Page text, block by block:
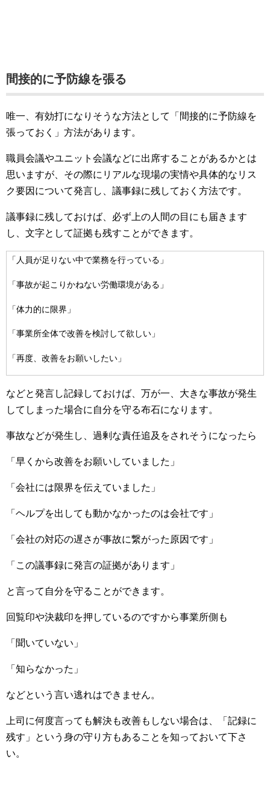
間接的に予防線を張る
唯一、有効打になりそうな方法として「間接的に予防線を
張っておく」方法があります。
職員会議やユニット会議などに出席することがあるかとは
思いますが、その際にリアルな現場の実情や具体的なリス
ク要因について発言し、議事録に残しておく方法です。
議事録に残しておけば、必ず上の人間の目にも届きます
し、文字として証拠も残すことができます。
「人員が足りない中で業務を行っている」
「事故が起こりかねない労働環境がある」
「体力的に限界」
「事業所全体で改善を検討して欲しい」
「再度、改善をお願いしたい」
などと発言し記録しておけば、万が一、大きな事故が発生
してしまった場合に自分を守る布石になります。
事故などが発生し、過剰な責任追及をされそうになったら
「早くから改善をお願いしていました」
「会社には限界を伝えていました」
「ヘルプを出しても動かなかったのは会社です」
「会社の対応の遅さが事故に繋がった原因です」
「この議事録に発言の証拠があります」
と言って自分を守ることができます。
回覧印や決裁印を押しているのですから事業所側も
「聞いていない」
「知らなかった」
などという言い逃れはできません。
上司に何度言っても解決も改善もしない場合は、「記録に
残す」という身の守り方もあることを知っておいて下さ
い。